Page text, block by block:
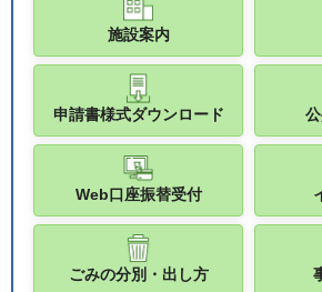
施設案内
申請書様式ダウンロード
Web口座振替受付
ごみの分別・出し方